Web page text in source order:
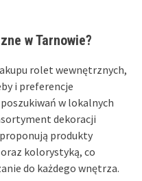
w Tarnowie?
rolet wewnętrznych,
i preferencje
w lokalnych
dekoracji
produkty
kolorystyką, co
do każdego wnętrza.